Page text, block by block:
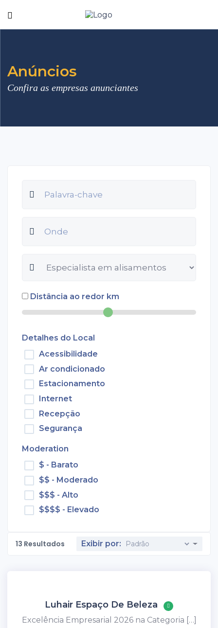
Anúncios
Confira as empresas anunciantes
Distância ao redor km
Detalhes do Local
Acessibilidade
Ar condicionado
Estacionamento
Internet
Recepção
Segurança
Moderation
$ - Barato
$$ - Moderado
$$$ - Alto
$$$$ - Elevado
13 Resultados Exibir por:
Luhair Espaço De Beleza
Excelência Empresarial 2026 na Categoria […]